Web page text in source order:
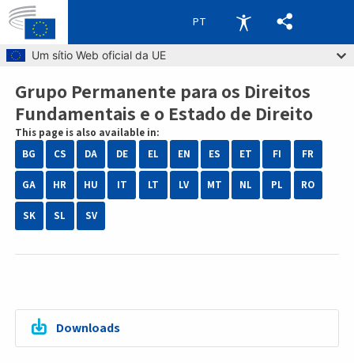
Skip to main content
Um sítio Web oficial da UE
PT
Breadcrumb
Grupo Permanente para os Direitos
Fundamentais e o Estado de Direito
This page is also available in:
BG
CS DA DE EL EN ES ET FI FR
GA HR HU IT LT LV MT NL PL RO
SK SL SV
Downloads